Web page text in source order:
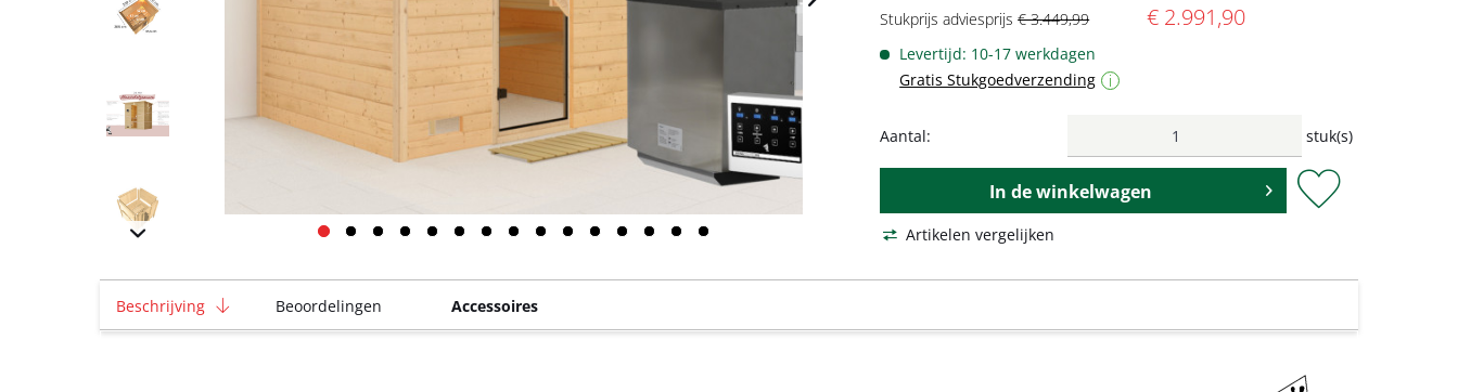
Stukprijs adviesprijs€ 3.449,99 € 2.991,90
Levertijd: 10-17 werkdagen
Gratis Stukgoedverzending
i
Aantal: stuk(s)
In de winkelwagen
Artikelen vergelijken
Beschrijving Beoordelingen Accessoires